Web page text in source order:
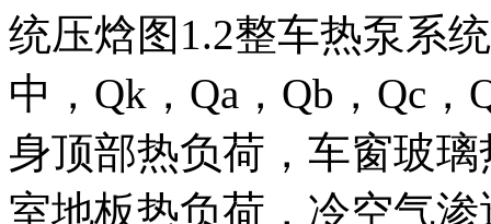
统压焓图1.2整车热泵系
中，Qk，Qa，Qb，Qc
身顶部热负荷，车窗玻
室地板热负荷，冷空气